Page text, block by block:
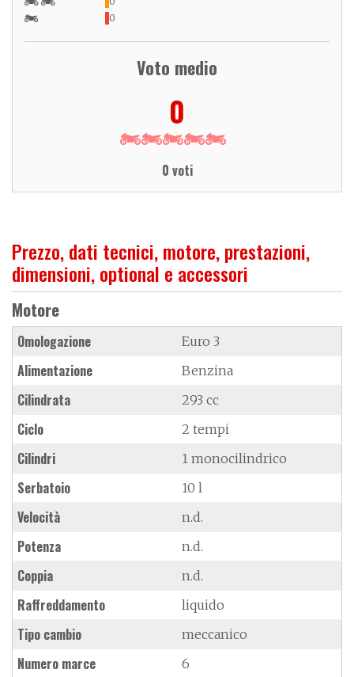
0
Voto medio
0
0 voti
Prezzo, dati tecnici, motore, prestazioni,
dimensioni, optional e accessori
Motore
Omologazione Euro 3
Alimentazione Benzina
Cilindrata 293 cc
Ciclo 2 tempi
Cilindri 1 monocilindrico
Serbatoio 10 l
Velocità n.d.
Potenza n.d.
Coppia n.d.
Raffreddamento liquido
Tipo cambio meccanico
Numero marce 6